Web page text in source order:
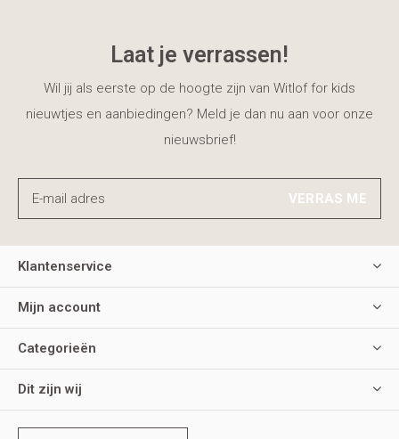
Laat je verrassen!
Wil jij als eerste op de hoogte zijn van Witlof for kids
nieuwtjes en aanbiedingen? Meld je dan nu aan voor onze
nieuwsbrief!
VERRAS ME
Klantenservice
Mijn account
Categorieën
Dit zijn wij